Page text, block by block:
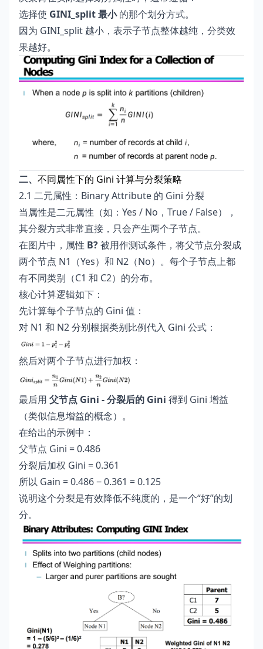
选择使 GINI_split 最小的那个划分方式。
因为 GINI_split 越小，表示子节点整体越纯，分类效
果越好。
二、 不同属性下的 Gini 计算与分裂策略
2.1 二元属性：Binary Attribute 的 Gini 分裂
当属性是二元属性（如：Yes / No，True / False），
其分裂方式非常直接，只会产生两个子节点。
在图片中，属性 B?被用作测试条件，将父节点分裂成
两个节点 N1（Yes）和 N2（No）。每个子节点上都
有不同类别（C1 和 C2）的分布。
核心计算逻辑如下：
先计算每个子节点的 Gini 值：
对 N1 和 N2 分别根据类别比例代入 Gini 公式：
然后对两个子节点进行加权：
最后用 父节点 Gini - 分裂后的 Gini 得到 Gini 增益
（类似信息增益的概念）。
在给出的示例中：
父节点 Gini = 0.486
分裂后加权 Gini = 0.361
所以 Gain = 0.486 − 0.361 = 0.125
说明这个分裂是有效降低不纯度的，是一个“好”的划
分。